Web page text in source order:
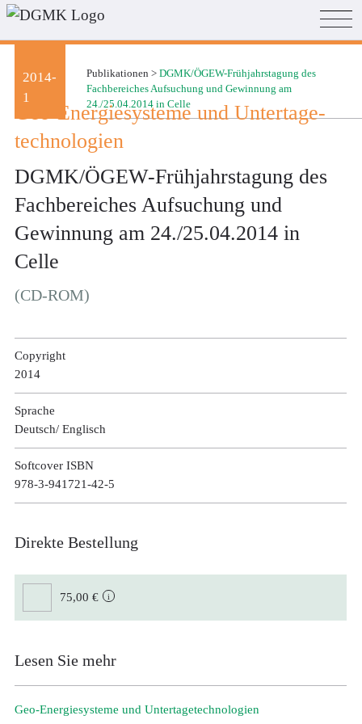
2014-
1
Publikationen >DGMK/ÖGEW-Frühjahrstagung des
Fachbereiches Aufsuchung und Gewinnung am
24./25.04.2014 in Celle
Geo-Energiesysteme und Untertage­
technologien
DGMK/ÖGEW-Frühjahrstagung des
Fachbereiches Aufsuchung und
Gewinnung am 24./25.04.2014 in
Celle
(CD-ROM)
Copyright
2014
Sprache
Deutsch/ Englisch
Softcover ISBN
978-3-941721-42-5
Direkte Bestellung
75,00 €
Lesen Sie mehr
Geo-Energiesysteme und Untertage­technologien